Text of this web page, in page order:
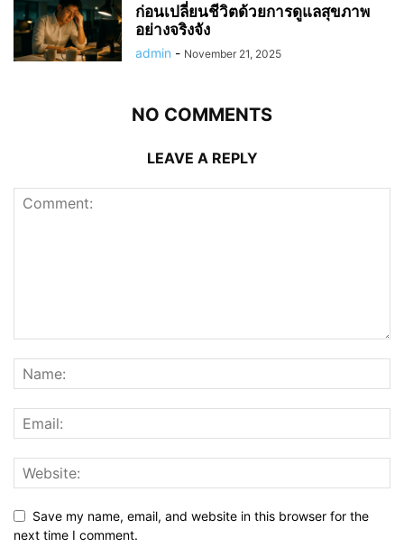
ก่อนเปลี่ยนชีวิตด้วยการดูแลสุขภาพ
อย่างจริงจัง
admin - November 21, 2025
NO COMMENTS
LEAVE A REPLY
Save my name, email, and website in this browser for the
next time I comment.